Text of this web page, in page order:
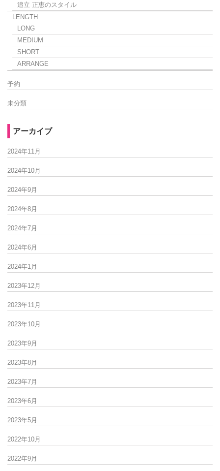
追立 正恵のスタイル
LENGTH
LONG
MEDIUM
SHORT
ARRANGE
予約
未分類
アーカイブ
2024年11月
2024年10月
2024年9月
2024年8月
2024年7月
2024年6月
2024年1月
2023年12月
2023年11月
2023年10月
2023年9月
2023年8月
2023年7月
2023年6月
2023年5月
2022年10月
2022年9月